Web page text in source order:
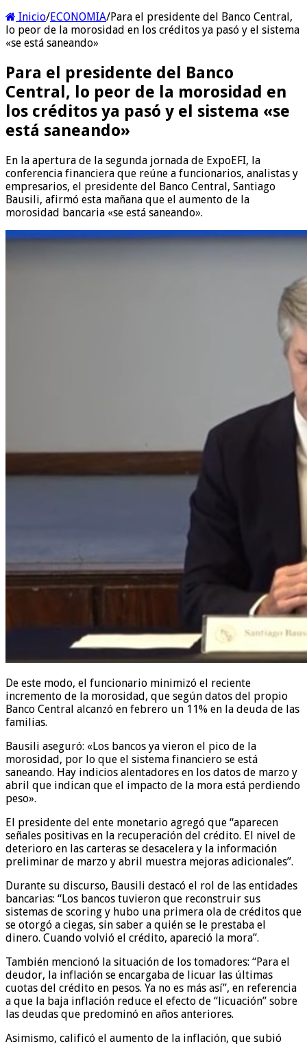
Inicio/ECONOMIA/Para el presidente del Banco Central,
lo peor de la morosidad en los créditos ya pasó y el sistema
«se está saneando»
Para el presidente del Banco
Central, lo peor de la morosidad en
los créditos ya pasó y el sistema «se
está saneando»
En la apertura de la segunda jornada de ExpoEFI, la
conferencia financiera que reúne a funcionarios, analistas y
empresarios, el presidente del Banco Central, Santiago
Bausili, afirmó esta mañana que el aumento de la
morosidad bancaria «se está saneando».
De este modo, el funcionario minimizó el reciente
incremento de la morosidad, que según datos del propio
Banco Central alcanzó en febrero un 11% en la deuda de las
familias.
Bausili aseguró: «Los bancos ya vieron el pico de la
morosidad, por lo que el sistema financiero se está
saneando. Hay indicios alentadores en los datos de marzo y
abril que indican que el impacto de la mora está perdiendo
peso».
El presidente del ente monetario agregó que “aparecen
señales positivas en la recuperación del crédito. El nivel de
deterioro en las carteras se desacelera y la información
preliminar de marzo y abril muestra mejoras adicionales”.
Durante su discurso, Bausili destacó el rol de las entidades
bancarias: “Los bancos tuvieron que reconstruir sus
sistemas de scoring y hubo una primera ola de créditos que
se otorgó a ciegas, sin saber a quién se le prestaba el
dinero. Cuando volvió el crédito, apareció la mora”.
También mencionó la situación de los tomadores: “Para el
deudor, la inflación se encargaba de licuar las últimas
cuotas del crédito en pesos. Ya no es más así”, en referencia
a que la baja inflación reduce el efecto de “licuación” sobre
las deudas que predominó en años anteriores.
Asimismo, calificó el aumento de la inflación, que subió